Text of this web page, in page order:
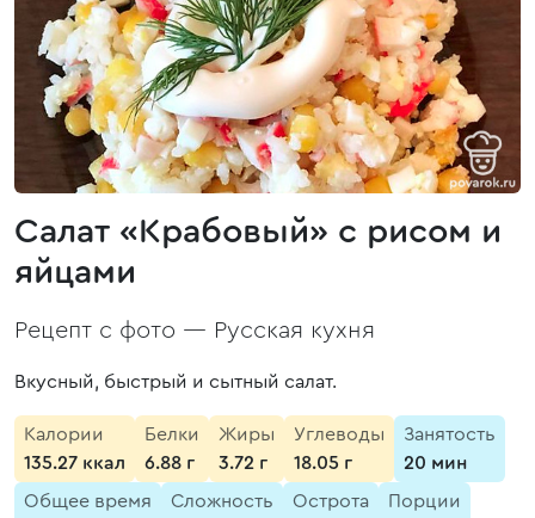
Салат «Крабовый» с рисом и
яйцами
Рецепт с фото — Русская кухня
Вкусный, быстрый и сытный салат.
Калории
135.27 ккал
Белки
6.88 г
Жиры
3.72 г
Углеводы
18.05 г
Занятость
20 мин
Общее время
Сложность
Острота
Порции